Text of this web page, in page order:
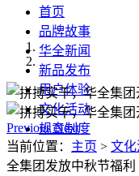
首页
品牌故事
华全新闻
新品发布
用户体验
文化活动
规章制度
Previous Next
当前位置： 主页 > 文
全集团发放中秋节福利